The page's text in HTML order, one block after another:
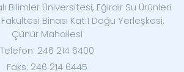
Bilimler Üniversitesi, Eğirdir Su Ürünleri
Binası Kat:1 Doğu Yerleşkesi,
Çünür Mahallesi
Telefon: 246 214 6400
Faks: 246 214 6445